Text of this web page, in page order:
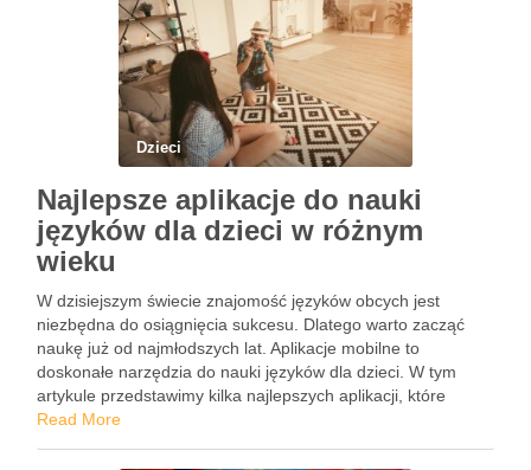
Dzieci
Najlepsze aplikacje do nauki
języków dla dzieci w różnym
wieku
W dzisiejszym świecie znajomość języków obcych jest
niezbędna do osiągnięcia sukcesu. Dlatego warto zacząć
naukę już od najmłodszych lat. Aplikacje mobilne to
doskonałe narzędzia do nauki języków dla dzieci. W tym
artykule przedstawimy kilka najlepszych aplikacji, które
pomogą dziecku w nauce języka. Dla dzieci w wieku
Read More